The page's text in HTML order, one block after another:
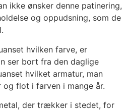
ikke ønsker denne patinering,
og oppudsning, som de
hvilken farve, er
ser bort fra den daglige
hvilket armatur, man
flot i farven i mange år.
der trækker i stedet, for